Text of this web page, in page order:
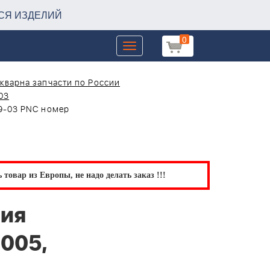
ИЗДЕЛИЙ
0
Toggle
navigation
запчасти по России
03 PNC номер
из Европы, не надо делать заказ !!!